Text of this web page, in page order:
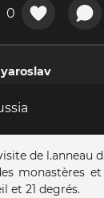
0
de l.anneau
monastères
et 21 degrés.